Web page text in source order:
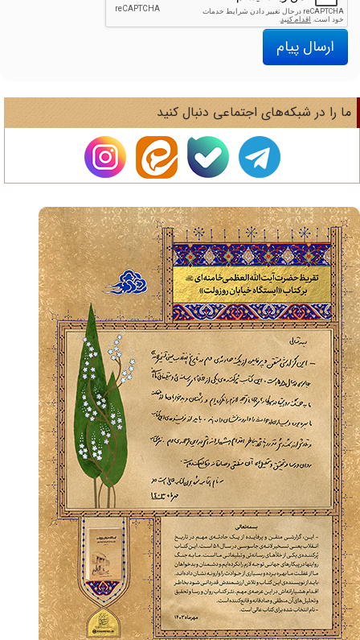
ارسال پیام
را در شبکه‌های اجتماعی دنبال کنید